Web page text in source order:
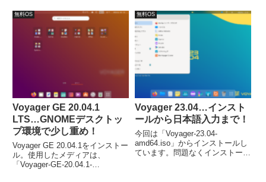
CPU：1.6GHz Intel Atom N270、
メモリ：1GB、必要なドライブス
ペース：10GB以上
無料OS
Voyager GE 20.04.1
LTS…GNOMEデスクトッ
プ環境で少し重め！
Voyager GE 20.04.1をインストー
ル。使用したメディアは、
「Voyager-GE-20.04.1-
無料OS
Voyager 23.04…インスト
ールから日本語入力まで！
今回は「Voyager-23.04-
amd64.iso」からインストールし
ています。問題なくインストール